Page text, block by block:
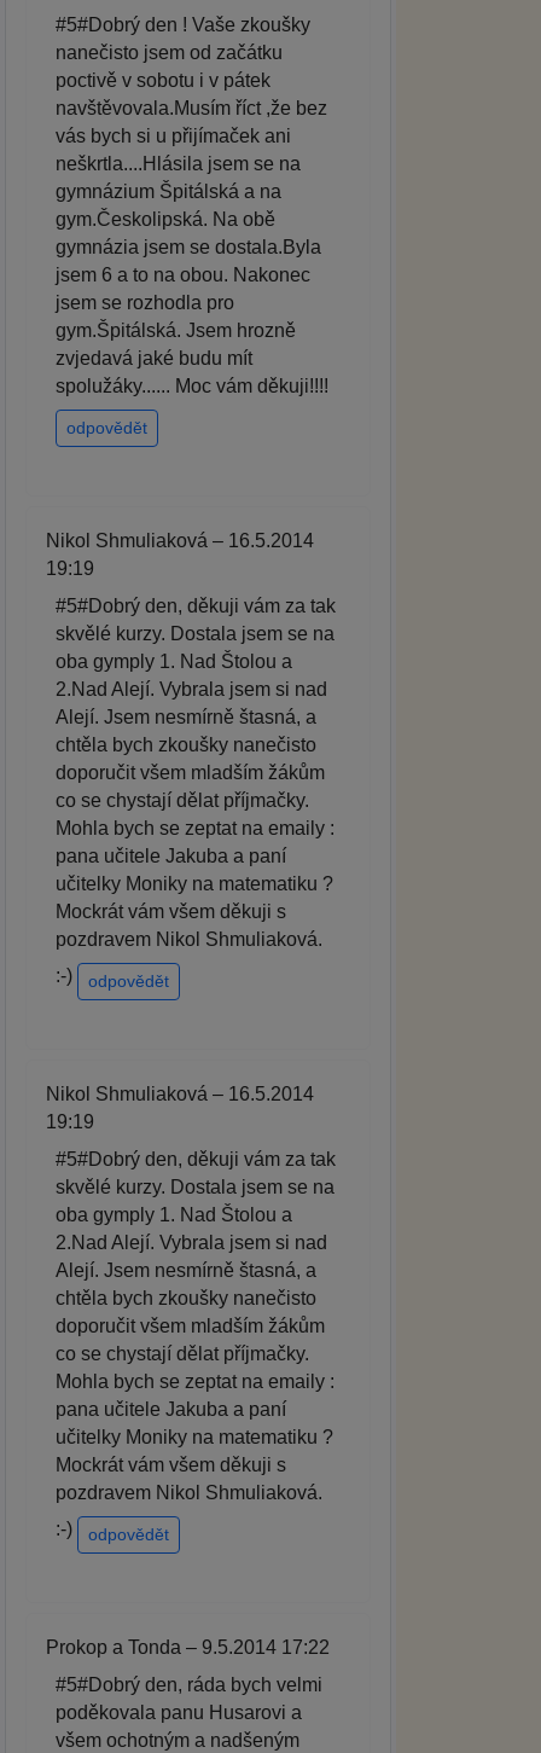
#5#Dobrý den ! Vaše zkoušky
nanečisto jsem od začátku
poctivě v sobotu i v pátek
navštěvovala.Musím říct ,že bez
vás bych si u přijímaček ani
neškrtla....Hlásila jsem se na
gymnázium Špitálská a na
gym.Českolipská. Na obě
gymnázia jsem se dostala.Byla
jsem 6 a to na obou. Nakonec
jsem se rozhodla pro
gym.Špitálská. Jsem hrozně
zvjedavá jaké budu mít
spolužáky...... Moc vám děkuji!!!!
odpovědět
Nikol Shmuliaková – 16.5.2014
19:19
#5#Dobrý den, děkuji vám za tak
skvělé kurzy. Dostala jsem se na
oba gymply 1. Nad Štolou a
2.Nad Alejí. Vybrala jsem si nad
Alejí. Jsem nesmírně štasná, a
chtěla bych zkoušky nanečisto
doporučit všem mladším žákům
co se chystají dělat příjmačky.
Mohla bych se zeptat na emaily :
pana učitele Jakuba a paní
učitelky Moniky na matematiku ?
Mockrát vám všem děkuji s
pozdravem Nikol Shmuliaková.
:-)
odpovědět
Nikol Shmuliaková – 16.5.2014
19:19
#5#Dobrý den, děkuji vám za tak
skvělé kurzy. Dostala jsem se na
oba gymply 1. Nad Štolou a
2.Nad Alejí. Vybrala jsem si nad
Alejí. Jsem nesmírně štasná, a
chtěla bych zkoušky nanečisto
doporučit všem mladším žákům
co se chystají dělat příjmačky.
Mohla bych se zeptat na emaily :
pana učitele Jakuba a paní
učitelky Moniky na matematiku ?
Mockrát vám všem děkuji s
pozdravem Nikol Shmuliaková.
:-)
odpovědět
Prokop a Tonda – 9.5.2014 17:22
#5#Dobrý den, ráda bych velmi
poděkovala panu Husarovi a
všem ochotným a nadšeným